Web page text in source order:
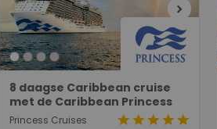
chevron_right
8 daagse Caribbean cruise
met de Caribbean Princess
Princess Cruises starstarstarstarstar